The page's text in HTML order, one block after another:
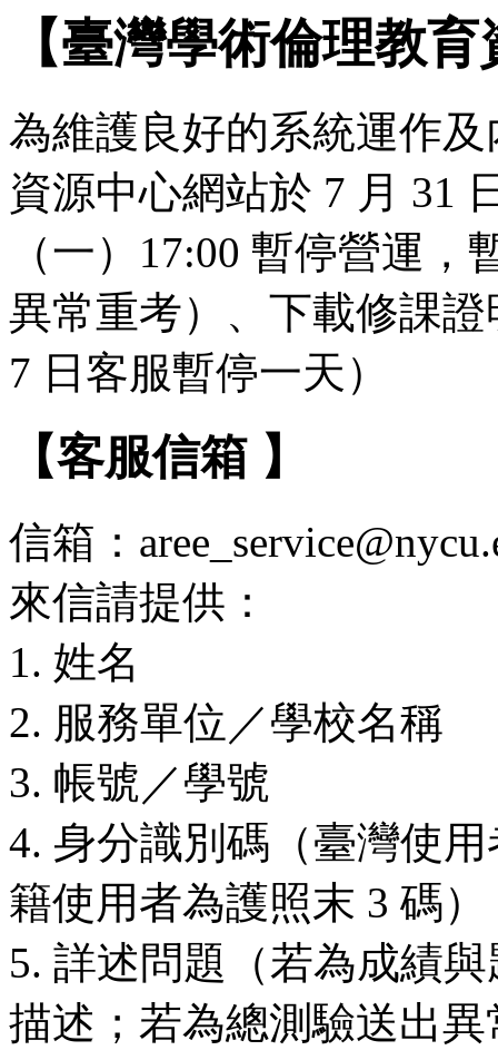
【臺灣學術倫理教
為維護良好的系統運作
資源中心網站於 7 月 31
（一）17:00 暫停營運
異常重考）、下載修課
7 日客服暫停一天）
【客服信箱 】
信箱：
來信請提供：
1. 姓名
2. 服務單位／學校名稱
3. 帳號／學號
4. 身分識別碼（臺灣使
籍使用者為護照末 3 碼）
5. 詳述問題（若為成績
描述；若為總測驗送出